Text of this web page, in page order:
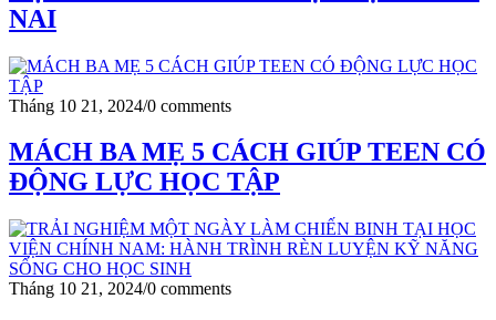
NAI
Tháng 10 21, 2024/0 comments
MÁCH BA MẸ 5 CÁCH GIÚP TEEN CÓ
ĐỘNG LỰC HỌC TẬP
Tháng 10 21, 2024/0 comments